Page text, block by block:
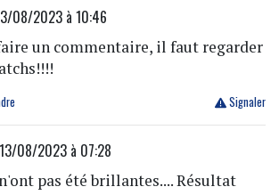
08/2023 à 10:46
un commentaire, il faut regarder
Signaler
08/2023 à 07:28
pas été brillantes.... Résultat